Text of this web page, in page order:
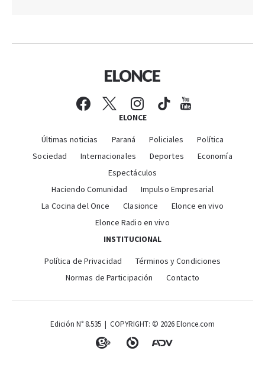
ELONCE
Últimas noticias Paraná Policiales
Política
Sociedad
Internacionales Deportes
Economía
Espectáculos
Haciendo Comunidad
Impulso Empresarial
La Cocina del Once
Clasionce
Elonce en vivo
Elonce Radio en vivo
INSTITUCIONAL
Política de Privacidad
Términos y Condiciones
Normas de Participación
Contacto
Edición N° 8.535 | COPYRIGHT: © 2026 Elonce.com